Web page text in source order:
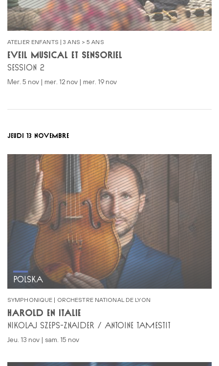
ATELIER ENFANTS | 3 ANS > 5 ANS
ÉVEIL MUSICAL ET SENSORIEL
SESSION 2
mer. 5 nov | mer. 12 nov | mer. 19 nov
JEUDI 13 NOVEMBRE
SYMPHONIQUE | ORCHESTRE NATIONAL DE LYON
HAROLD EN ITALIE
NIKOLAJ SZEPS-ZNAIDER / ANTOINE TAMESTIT
jeu. 13 nov | sam. 15 nov
POLSKA